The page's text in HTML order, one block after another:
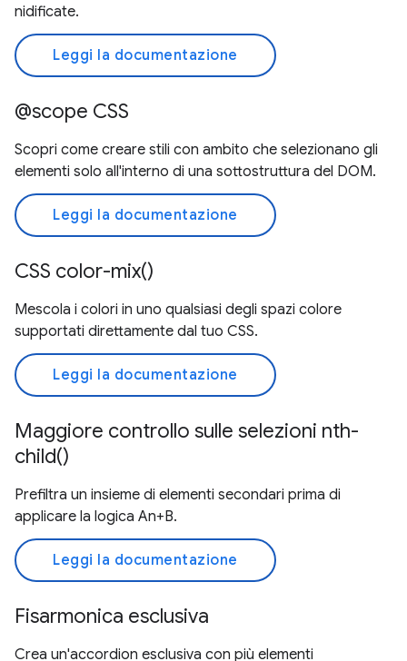
nidificate.
Leggi la documentazione
@scope CSS
Scopri come creare stili con ambito che selezionano gli
elementi solo all'interno di una sottostruttura del DOM.
Leggi la documentazione
CSS color-mix()
Mescola i colori in uno qualsiasi degli spazi colore
supportati direttamente dal tuo CSS.
Leggi la documentazione
Maggiore controllo sulle selezioni nth-
child()
Prefiltra un insieme di elementi secondari prima di
applicare la logica An+B.
Leggi la documentazione
Fisarmonica esclusiva
Crea un'accordion esclusiva con più elementi